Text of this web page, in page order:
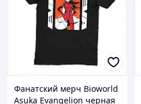
Фанатский мерч Bioworld
Asuka Evangelion черная